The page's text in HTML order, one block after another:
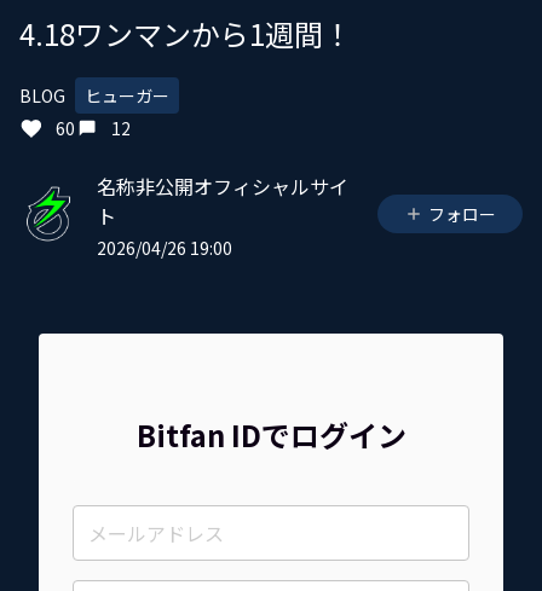
4.18ワンマンから1週間！
BLOG
ヒューガー
60
12
名称非公開オフィシャルサイ
ト
2026/04/26 19:00
フォロー
Bitfan IDでログイン